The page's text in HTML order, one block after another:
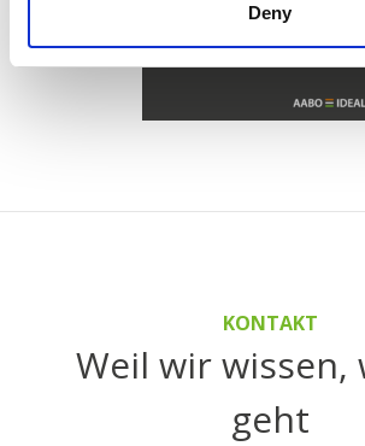
Deny
KONTAKT
Weil wir wissen,
geht